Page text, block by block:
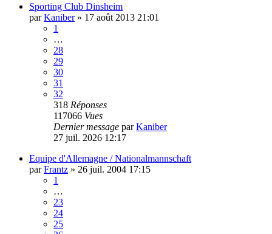
Sporting Club Dinsheim
parKaniber» 17 août 2013 21:01
1
…
28
29
30
31
32
318 Réponses
117066 Vues
Dernier message parKaniber
27 juil. 2026 12:17
Equipe d'Allemagne / Nationalmannschaft
parFrantz » 26 juil. 2004 17:15
1
…
23
24
25